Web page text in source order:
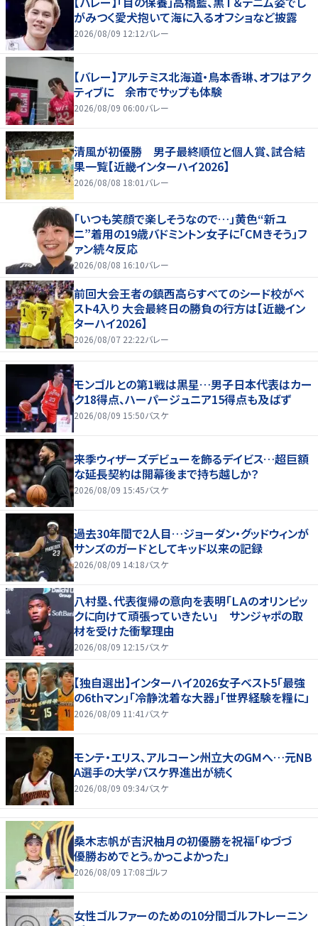
がみつく愛犬抱いて海に入るオフショなど披露
2026/08/09 12:12バレー
【バレー】アルテミス北海道・鳥本香琳、オフはアク
ティブに 余市でサップも体験
2026/08/09 06:00バレー
清風が初優勝 男子最終順位と個人賞、試合結
果一覧【近畿インターハイ2026】
2026/08/08 18:01バレー
「いつも笑顔で楽しそうなので…」黄色“新ユ
ニ”着用の19歳バドミントン女子に「CMきそう」フ
ァン続々反応
2026/08/08 16:10バレー
前回大会王者の鎮西高らすべてのシード校がベ
スト4入り 大会最終日の勝負の行方は【近畿イン
ターハイ2026】
2026/08/07 22:22バレー
モンゴルとの第1戦は黒星…男子日本代表はカー
ク18得点、ハーパージュニア15得点も及ばず
2026/08/09 15:50バスケ
来季ウィザーズデビューを飾るデイビス…超巨額
な延長契約は開幕後まで持ち越しか？
2026/08/09 15:45バスケ
過去30年間で2人目…ジョーダン・グッドウィンが
サンズのガードとしてキッド以来の記録
2026/08/09 14:18バスケ
八村塁、代表復帰の意向を表明「ＬＡのオリンピッ
クに向けて頑張っていきたい」 サンジャポの取
材を受けた衝撃理由
2026/08/09 12:15バスケ
【独自選出】インターハイ2026女子ベスト5「最強
の6thマン」「冷静沈着な大器」「世界経験を糧に」
2026/08/09 11:41バスケ
モンテ・エリス、アルコーン州立大のGMへ…元NB
A選手の大学バスケ界進出が続く
2026/08/09 09:34バスケ
桑木志帆が吉沢柚月の初優勝を祝福「ゆづづ
優勝おめでとう。かっこよかった」
2026/08/09 17:08ゴルフ
女性ゴルファーのための10分間ゴルフトレーニン